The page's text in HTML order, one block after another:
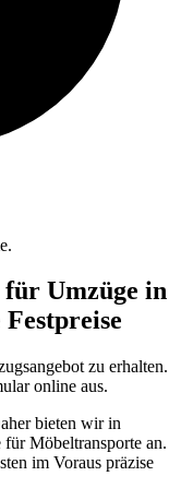
Umzüge in
zu erhalten.
online aus.
bieten wir in
Möbeltransporte an.
im Voraus präzise